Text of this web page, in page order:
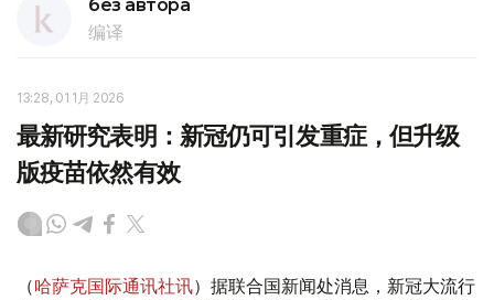
без автора
编译
13:28, 01 1月 2026
最新研究表明：新冠仍可引发重症，但升级
版疫苗依然有效
（哈萨克国际通讯社讯）据联合国新闻处消息，新冠大流行